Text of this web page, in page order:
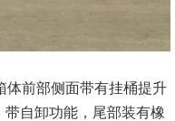
前部侧面带有挂桶提升
自卸功能，尾部装有橡